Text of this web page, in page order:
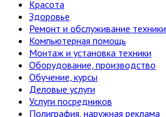
Красота
Здоровье
Ремонт и обслуживание техники
Компьютерная помощь
Монтаж и установка техники
Оборудование, производство
Обучение, курсы
Деловые услуги
Услуги посредников
Полиграфия, наружная реклама